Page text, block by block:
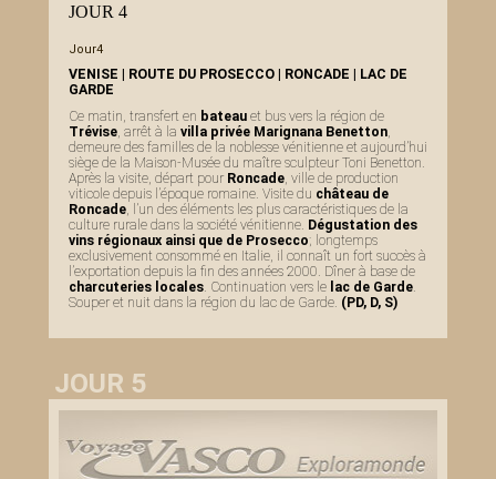
JOUR 4
Jour4
VENISE | ROUTE DU PROSECCO | RONCADE | LAC DE
GARDE
Ce matin, transfert en bateau et bus vers la région de
Trévise , arrêt à la villa privée Marignana Benetton
demeure des familles de la noblesse vénitienne et aujourd’hui
siège de la Maison-Musée du maître sculpteur Toni Benetton.
Après la visite, départ pour Roncade , ville de production
viticole depuis l’époque romaine. Visite du château de
Roncade , l’un des éléments les plus caractéristiques de la
culture rurale dans la société vénitienne. Dégustation des
vins régionaux ainsi que de Prosecco; longtemps
exclusivement consommé en Italie, il connaît un fort succès à
l’exportation depuis la fin des années 2000. Dîner à base de
charcuteries locales . Continuation vers le lac de Garde
Souper et nuit dans la région du lac de Garde. (PD, D, S)
JOUR 5